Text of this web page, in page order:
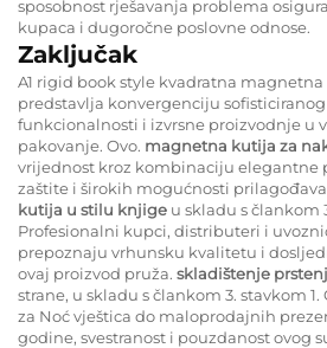
sposobnost rješavanja problema
kupaca i dugoročne poslovne odnose.
Zaključak
A1 rigid book style kvadratna
predstavlja konvergenciju
funkcionalnosti i izvrsne proizvodnje u
pakovanje. Ovo. magnetna kutija za
vrijednost kroz kombinaciju elegantne
zaštite i širokih mogućnosti
kutija u stilu knjige u skladu s člankom
Profesionalni kupci, distributeri i
prepoznaju vrhunsku kvalitetu i
ovaj proizvod pruža. skladištenje
strane, u skladu s člankom 3. stavkom
za Noć vještica do maloprodajnih
godine, svestranost i pouzdanost ovog